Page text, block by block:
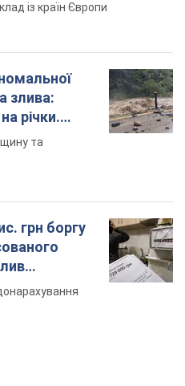
із країн Європи
злива:
річки.
та
грн боргу